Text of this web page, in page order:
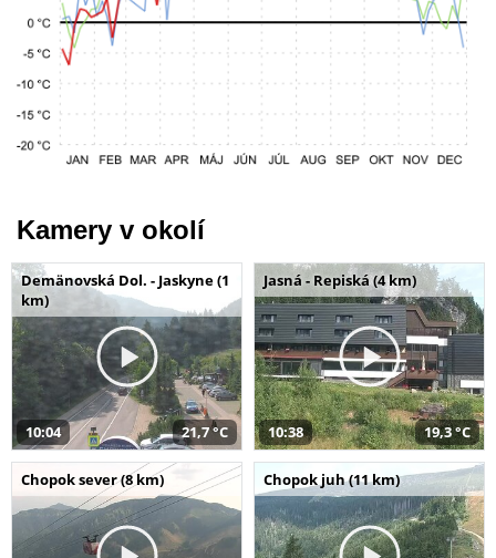
Kamery v okolí
Demänovská Dol. - Jaskyne (1
km)
10:04 21,7 °C
Jasná - Repiská (4 km)
10:38 19,3 °C
Chopok sever (8 km) Chopok juh (11 km)